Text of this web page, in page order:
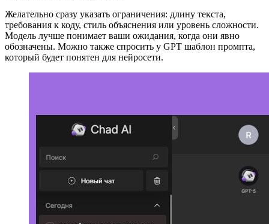
Желательно сразу указать ограничения: длину текста,
требования к коду, стиль объяснения или уровень сложности.
Модель лучше понимает ваши ожидания, когда они явно
обозначены. Можно также спросить у GPT шаблон промпта,
который будет понятен для нейросети.